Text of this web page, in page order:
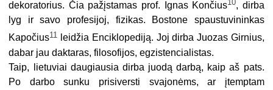
dekoratorius. Čia pažįstamas prof. Ignas Končius10, dirba
lyg ir savo profesijoj, fizikas. Bostone spaustuvininkas
Kapočius11
leidžia Enciklopediją. Joj dirba Juozas Girnius,
dabar jau daktaras, filosofijos, egzistencialistas.
Taip, lietuviai daugiausia dirba juodą darbą, kaip aš pats.
Po darbo sunku prisiversti svajonėms, ar įtemptam